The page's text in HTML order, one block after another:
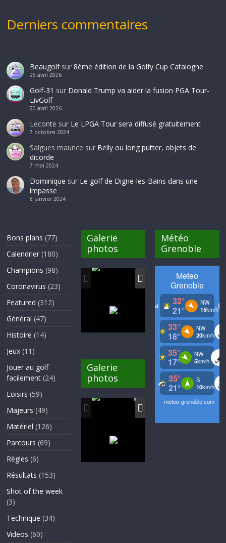
Derniers commentaires
Beaugolfsur 8ème édition de la Golfy Cup Catalogne
25 avril 2026
Golf-31 sur Donald Trump va aider la fusion PGA Tour-
LivGolf
20 avril 2026
Leconte sur Le LPGA Tour sera diffusé gratuitement
7 octobre 2024
Salgues maurice sur Belly ou long putter, objets de
dicorde
7 mai 2024
Dominique sur Le golf de Digne-les-Bains dans une
impasse
8 janvier 2024
Bons plans (77)
Calendrier (180)
Champions (98)
Coronavirus (23)
Featured (312)
Général (47)
Histoire (14)
Jeux (11)
Jouer au golf
facilement (24)
Loisirs (59)
Majeurs (49)
Matériel (126)
Parcours (69)
Règles (6)
Résultats (153)
Shot of the week
(3)
Technique (34)
Videos (60)
Galerie
photos
Galerie
photos
Météo
Grenoble